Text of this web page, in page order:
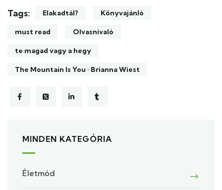
Tags: Elakadtál? Könyvajánló
must read Olvasnivaló
te magad vagy a hegy
The Mountain Is You · Brianna Wiest
MINDEN KATEGÓRIA
Életmód